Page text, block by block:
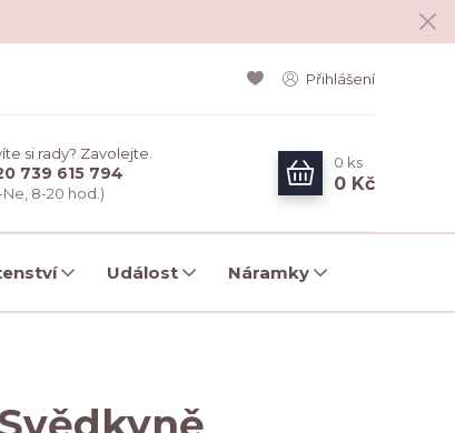
Přihlášení
si rady? Zavolejte.
739 615 794
Ne, 8-20 hod.)
0 ks
0 Kč
Událost Náramky